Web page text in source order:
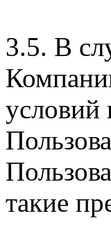
3.5. В
условий
такие